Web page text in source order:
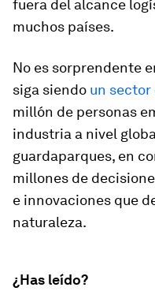
fuera del alcance
muchos países.
No es sorprendente
siga siendo un sector
millón de personas
industria a nivel
guardaparques, en
millones de
e innovaciones que
naturaleza.
¿Has leído?